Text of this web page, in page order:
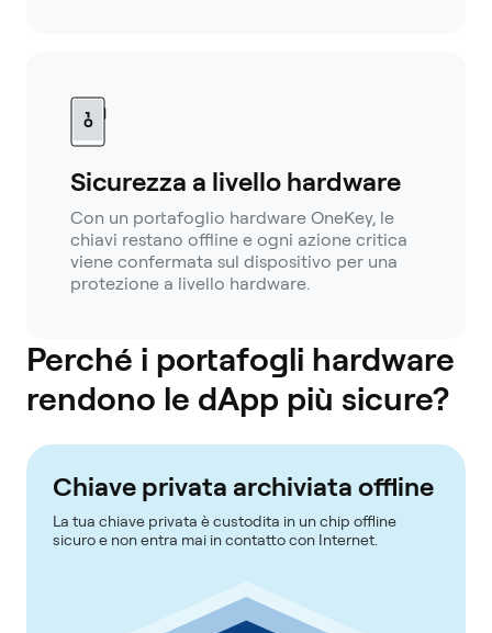
Sicurezza a livello hardware
Con un portafoglio hardware OneKey, le
chiavi restano offline e ogni azione critica
viene confermata sul dispositivo per una
protezione a livello hardware.
Perché i portafogli hardware
rendono le dApp più sicure?
Chiave privata archiviata offline
La tua chiave privata è custodita in un chip offline
sicuro e non entra mai in contatto con Internet.